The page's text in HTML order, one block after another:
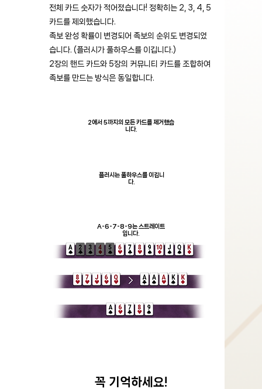
전체 카드 숫자가 적어졌습니다! 정확히는 2, 3, 4, 5
카드를 제외했습니다.
족보 완성 확률이 변경되어 족보의 순위도 변경되었
습니다. (플러시가 풀하우스를 이깁니다.)
2장의 핸드 카드와 5장의 커뮤니티 카드를 조합하여
족보를 만드는 방식은 동일합니다.
2에서 5까지의 모든 카드를 제거했습
니다.
플러시는 풀하우스를 이깁니
다.
A-6-7-8-9는 스트레이트
입니다.
꼭 기억하세요!